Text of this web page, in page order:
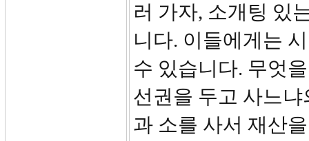
러 가자, 소개팅 있
니다. 이들에게는
수 있습니다. 무엇
선권을 두고 사느
과 소를 사서 재산